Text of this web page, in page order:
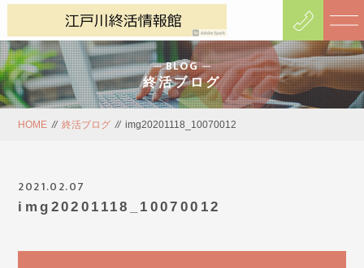
BLOG
終活ブログ
HOME // 終活ブログ // img20201118_10070012
2021.02.07
img20201118_10070012